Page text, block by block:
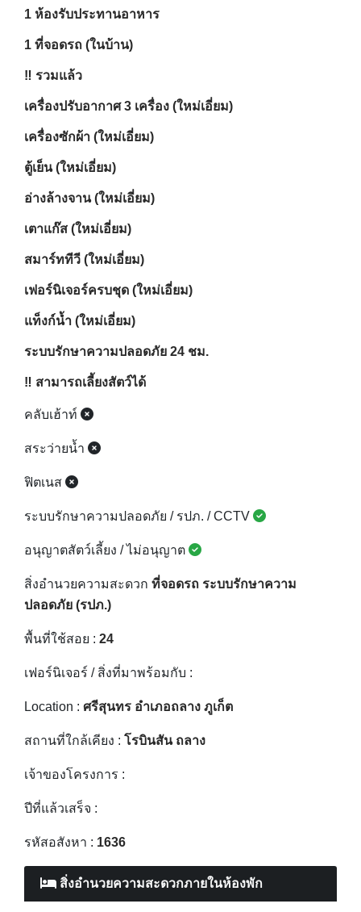
1 ห้องรับประทานอาหาร
1 ที่จอดรถ (ในบ้าน)
‼️ รวมแล้ว
เครื่องปรับอากาศ 3 เครื่อง (ใหม่เอี่ยม)
เครื่องซักผ้า (ใหม่เอี่ยม)
ตู้เย็น (ใหม่เอี่ยม)
อ่างล้างจาน (ใหม่เอี่ยม)
เตาแก๊ส (ใหม่เอี่ยม)
สมาร์ททีวี (ใหม่เอี่ยม)
เฟอร์นิเจอร์ครบชุด (ใหม่เอี่ยม)
แท็งก์น้ำ (ใหม่เอี่ยม)
ระบบรักษาความปลอดภัย 24 ชม.
‼️ สามารถเลี้ยงสัตว์ได้
คลับเฮ้าท์
สระว่ายน้ำ
ฟิตเนส
ระบบรักษาความปลอดภัย / รปภ. / CCTV
อนุญาตสัตว์เลี้ยง / ไม่อนุญาต
สิ่งอำนวยความสะดวก ที่จอดรถ ระบบรักษาความ
ปลอดภัย (รปภ.)
พื้นที่ใช้สอย : 24
เฟอร์นิเจอร์ / สิ่งที่มาพร้อมกับ :
Location : ศรีสุนทร อำเภอถลาง ภูเก็ต
สถานที่ใกล้เคียง : โรบินสัน ถลาง
เจ้าของโครงการ :
ปีที่แล้วเสร็จ :
รหัสอสังหา : 1636
สิ่งอำนวยความสะดวกภายในห้องพัก